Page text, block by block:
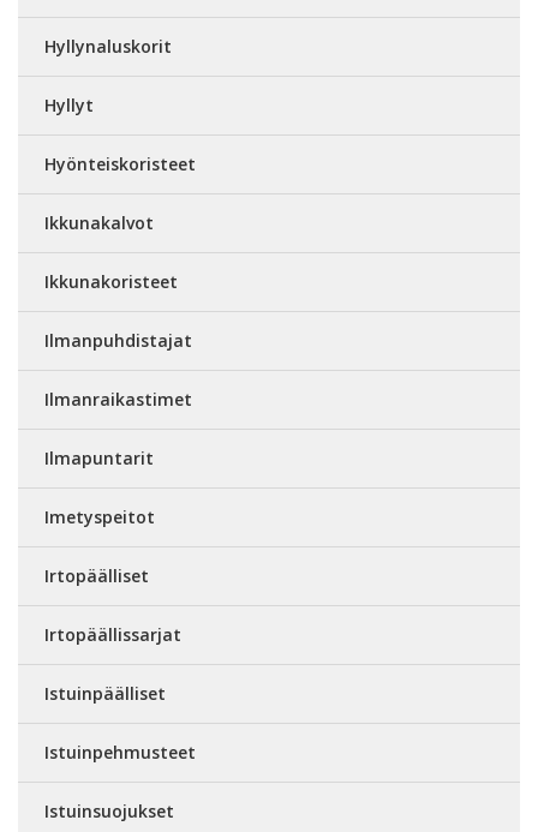
Hyllynaluskorit
Hyllyt
Hyönteiskoristeet
Ikkunakalvot
Ikkunakoristeet
Ilmanpuhdistajat
Ilmanraikastimet
Ilmapuntarit
Imetyspeitot
Irtopäälliset
Irtopäällissarjat
Istuinpäälliset
Istuinpehmusteet
Istuinsuojukset